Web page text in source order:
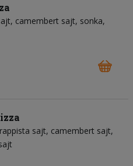
camembert sajt sonka
sajt camembert sajt